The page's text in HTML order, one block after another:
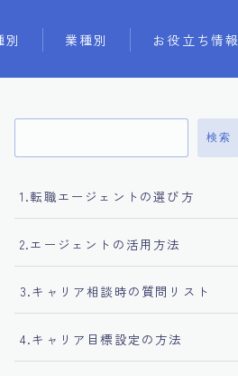
別 業種別 お役立ち情報
検索
1.転職エージェントの選び方
2.エージェントの活用方法
3.キャリア相談時の質問リスト
4.キャリア目標設定の方法